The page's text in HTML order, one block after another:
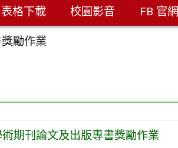
表格下載 校園影音 FB 官網
勵作業
期刊論文及出版專書獎勵作業